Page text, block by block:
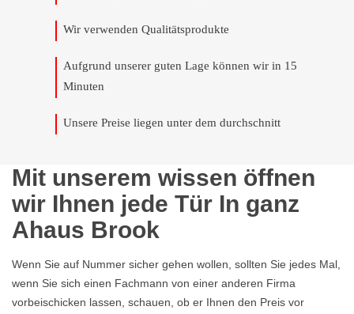
Wir verwenden Qualitätsprodukte
Aufgrund unserer guten Lage können wir in 15
Minuten
Unsere Preise liegen unter dem durchschnitt
Mit unserem wissen öffnen
wir Ihnen jede Tür In ganz
Ahaus Brook
Wenn Sie auf Nummer sicher gehen wollen, sollten Sie jedes Mal,
wenn Sie sich einen Fachmann von einer anderen Firma
vorbeischicken lassen, schauen, ob er Ihnen den Preis vor